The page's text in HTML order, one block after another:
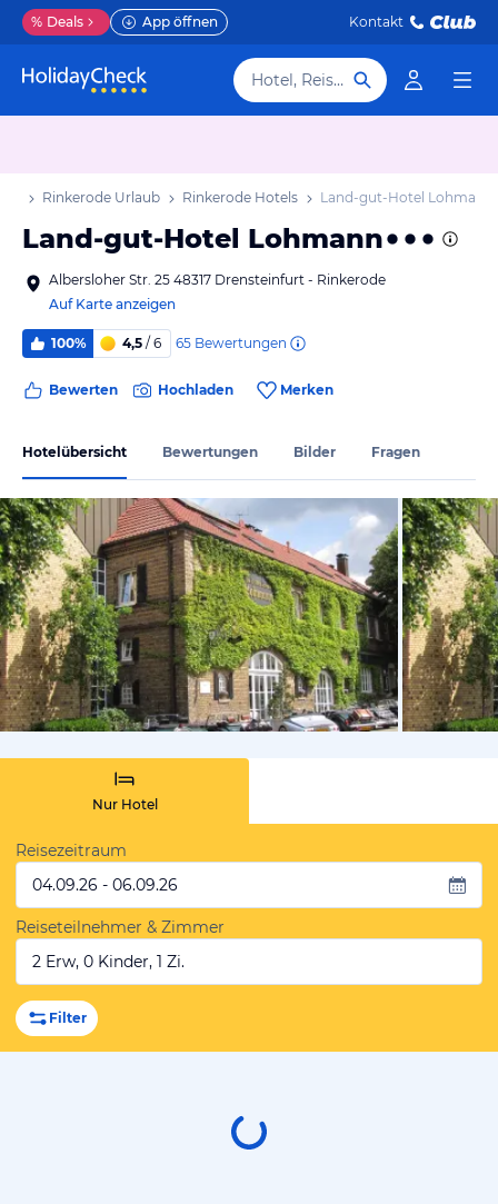
% Deals App öffnen Kontakt
Hotel, Reiseziel
Rinkerode Urlaub Rinkerode Hotels Land-gut-Hotel Lohmann
Land-gut-Hotel Lohmann
Albersloher Str. 25 48317 Drensteinfurt - Rinkerode
Auf Karte anzeigen
100% 4,5 / 6 65 Bewertungen
Bewerten Hochladen Merken
Hotelübersicht Bewertungen Bilder Fragen
vom
Nur Hotel
Reisezeitraum
04.09.26 - 06.09.26
Reiseteilnehmer & Zimmer
2 Erw, 0 Kinder, 1 Zi.
Filter